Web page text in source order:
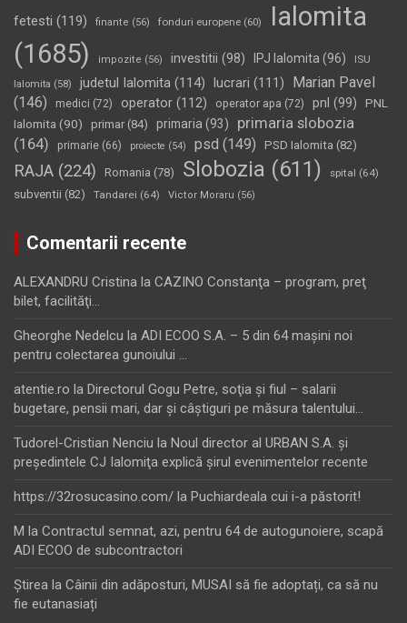
fetesti (119) finante (56) fonduri europene (60)
Ialomita
(1685)
impozite (56) investitii (98) IPJ Ialomita (96) ISU
Ialomita (58) judetul Ialomita (114) lucrari (111)
Marian Pavel
(146)
medici (72) operator (112) operator apa (72) pnl (99)
PNL
Ialomita (90) primar(84) primaria (93)
primaria slobozia
(164)
primarie (66) proiecte (54) psd (149) PSD Ialomita (82)
RAJA (224) Romania (78) Slobozia (611) spital (64)
subventii (82) Tandarei (64) Victor Moraru (56)
Comentarii recente
ALEXANDRU Cristina la CAZINO Constanţa – program, preţ
bilet, facilităţi…
Gheorghe Nedelcu la ADI ECOO S.A. – 5 din 64 maşini noi
pentru colectarea gunoiului …
atentie.ro la Directorul Gogu Petre, soţia şi fiul – salarii
bugetare, pensii mari, dar şi câştiguri pe măsura talentului…
Tudorel-Cristian Nenciu la Noul director al URBAN S.A. şi
preşedintele CJ Ialomiţa explică şirul evenimentelor recente
https://32rosucasino.com/ la Puchiardeala cui i-a păstorit!
M la Contractul semnat, azi, pentru 64 de autogunoiere, scapă
ADI ECOO de subcontractori
Ştirea la Câinii din adăposturi, MUSAI să fie adoptați, ca să nu
fie eutanasiați